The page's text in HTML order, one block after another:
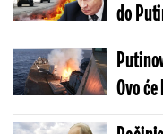
do
Ovo